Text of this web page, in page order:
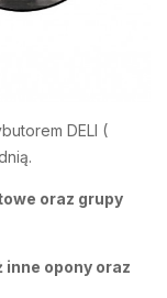
DELI (
oraz grupy
opony oraz